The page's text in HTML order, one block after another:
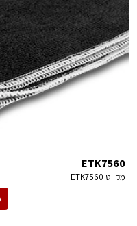
ETK7560
מק''ט ETK7560